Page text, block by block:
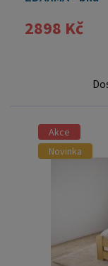
2898 Kč
Akce
Novinka